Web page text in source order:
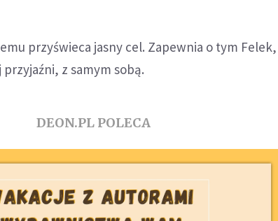
przyświeca jasny cel. Zapewnia o tym
z samym sobą.
DEON.PL POLECA